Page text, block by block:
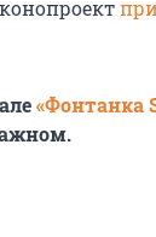
«Фонтанка